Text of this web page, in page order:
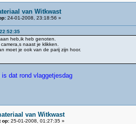
van Witkwast
24-01-2008, 23:18:56 »
heb,ik heb genoten.
naast je klikken.
moet je ook van de parij zijn hoor.
dat rond vlaggetjesdag
van Witkwast
op:25-01-2008, 01:27:35 »